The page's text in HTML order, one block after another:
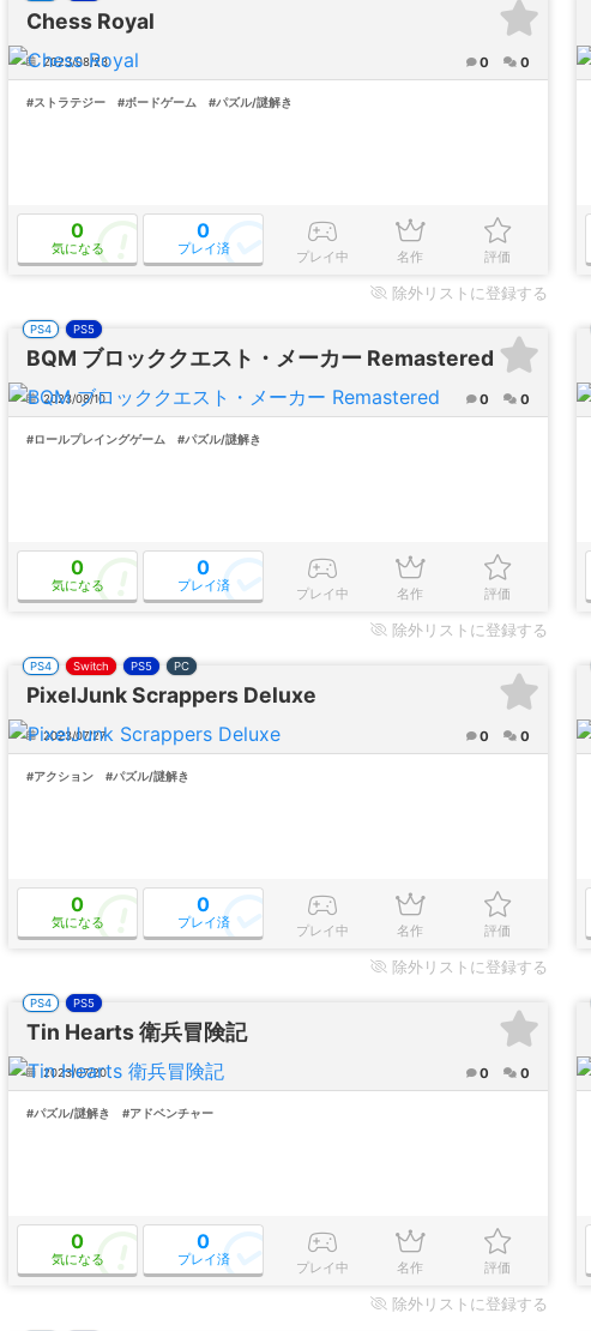
Chess Royal
2023/08/23 0 0
#ストラテジー #ボードゲーム #パズル/謎解き
0
気になる
0
プレイ済
プレイ中 名作 評価
除外 リストに登録する
BQM ブロッククエスト・メーカー Remastered
PS4 PS5
2023/08/10 0 0
#ロールプレイングゲーム #パズル/謎解き
0
気になる
0
プレイ済
プレイ中 名作 評価
除外 リストに登録する
PixelJunk Scrappers Deluxe
PS4 Switch PS5 PC
2023/07/27 0 0
#アクション #パズル/謎解き
0
気になる
0
プレイ済
プレイ中 名作 評価
除外 リストに登録する
Tin Hearts 衛兵冒険記
PS4 PS5
2023/07/20 0 0
#パズル/謎解き #アドベンチャー
0
気になる
0
プレイ済
プレイ中 名作 評価
除外 リストに登録する